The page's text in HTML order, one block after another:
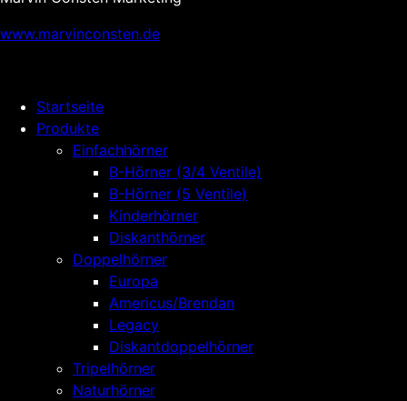
www.marvinconsten.de
Startseite
Produkte
Einfachhörner
B-Hörner (3/4 Ventile)
B-Hörner (5 Ventile)
Kinderhörner
Diskanthörner
Doppelhörner
Europa
Americus/Brendan
Legacy
Diskantdoppelhörner
Tripelhörner
Naturhörner